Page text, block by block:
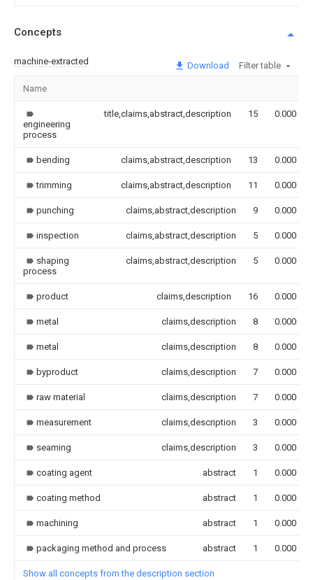
Concepts
machine-extracted Download Filter table
Name
engineering
process
title,claims,abstract,description 15 0.000
bending claims,abstract,description 13 0.000
trimming claims,abstract,description 11 0.000
punching claims,abstract,description 9 0.000
inspection claims,abstract,description 5 0.000
shaping
process
claims,abstract,description 5 0.000
product claims,description 16 0.000
metal claims,description 8 0.000
metal claims,description 8 0.000
byproduct claims,description 7 0.000
raw material claims,description 7 0.000
measurement claims,description 3 0.000
seaming claims,description 3 0.000
coating agent abstract 1 0.000
coating method abstract 1 0.000
machining abstract 1 0.000
packaging method and process abstract 1 0.000
Show all concepts from the description section